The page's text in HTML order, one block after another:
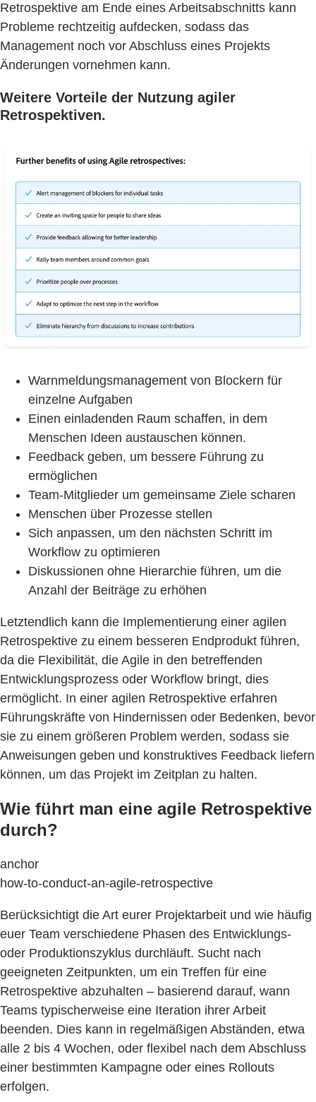
Retrospektive am Ende eines Arbeitsabschnitts kann
Probleme rechtzeitig aufdecken, sodass das
Management noch vor Abschluss eines Projekts
Änderungen vornehmen kann.
Weitere Vorteile der Nutzung agiler
Retrospektiven.
Warnmeldungsmanagement von Blockern für
einzelne Aufgaben
Einen einladenden Raum schaffen, in dem
Menschen Ideen austauschen können.
Feedback geben, um bessere Führung zu
ermöglichen
Team-Mitglieder um gemeinsame Ziele scharen
Menschen über Prozesse stellen
Sich anpassen, um den nächsten Schritt im
Workflow zu optimieren
Diskussionen ohne Hierarchie führen, um die
Anzahl der Beiträge zu erhöhen
Letztendlich kann die Implementierung einer agilen
Retrospektive zu einem besseren Endprodukt führen,
da die Flexibilität, die Agile in den betreffenden
Entwicklungsprozess oder Workflow bringt, dies
ermöglicht. In einer agilen Retrospektive erfahren
Führungskräfte von Hindernissen oder Bedenken, bevor
sie zu einem größeren Problem werden, sodass sie
Anweisungen geben und konstruktives Feedback liefern
können, um das Projekt im Zeitplan zu halten.
Wie führt man eine agile Retrospektive
durch?
anchor
how-to-conduct-an-agile-retrospective
Berücksichtigt die Art eurer Projektarbeit und wie häufig
euer Team verschiedene Phasen des Entwicklungs-
oder Produktionszyklus durchläuft. Sucht nach
geeigneten Zeitpunkten, um ein Treffen für eine
Retrospektive abzuhalten – basierend darauf, wann
Teams typischerweise eine Iteration ihrer Arbeit
beenden. Dies kann in regelmäßigen Abständen, etwa
alle 2 bis 4 Wochen, oder flexibel nach dem Abschluss
einer bestimmten Kampagne oder eines Rollouts
erfolgen.